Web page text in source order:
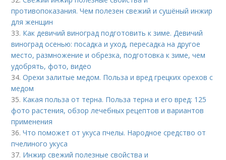
противопоказания. Чем полезен свежий и сушёный инжир
для женщин
33. Как девичий виноград подготовить к зиме. Девичий
виноград осенью: посадка и уход, пересадка на другое
место, размножение и обрезка, подготовка к зиме, чем
удобрять, фото, видео
34.Орехи залитые медом. Польза и вред грецких орехов с
медом
35. Какая польза от терна. Польза терна и его вред: 125
фото растения, обзор лечебных рецептов и вариантов
применения
36.Что поможет от укуса пчелы. Народное средство от
пчелиного укуса
37. Инжир свежий полезные свойства и